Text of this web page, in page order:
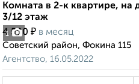
1
Комната в 2-к квартире, на
3/12 этаж
4 500 ₽ в месяц
Советский район, Фокина 115
Агентство, 16.05.2022